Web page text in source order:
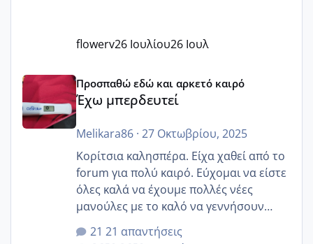
flowerv26 Ιουλίου26 Ιουλ
Έχω μπερδευτεί
Προσπαθώ εδώ και αρκετό καιρό
Έχω μπερδευτεί
Melikara86· 27 Οκτωβρίου, 2025
Κορίτσια καλησπέρα. Είχα χαθεί από το
forum για πολύ καιρό. Εύχομαι να είστε
όλες καλά να έχουμε πολλές νέες
μανούλες με το καλό να γεννήσουν
αυτές που ήδη περιμένουν. Να πάρουν
γερα μωράκια στην αγκαλίτσα τους
21 απαντήσεις